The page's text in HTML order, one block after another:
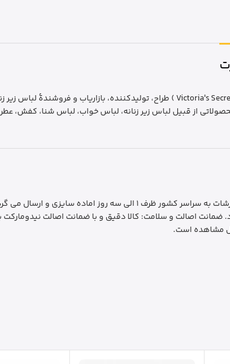
از قبیل لباس زیر زنانه، لباس خواب، لباس شنا، کفش،
ارسال سریع و فوری: ارسال سفارشات به سراسر کشور
ضمانت اصالت و سلامت: کالا دقیق و با ضمانت اصالت
مشاهده است.